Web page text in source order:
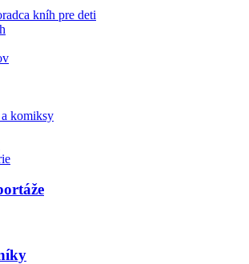
kníh pre deti
komiksy